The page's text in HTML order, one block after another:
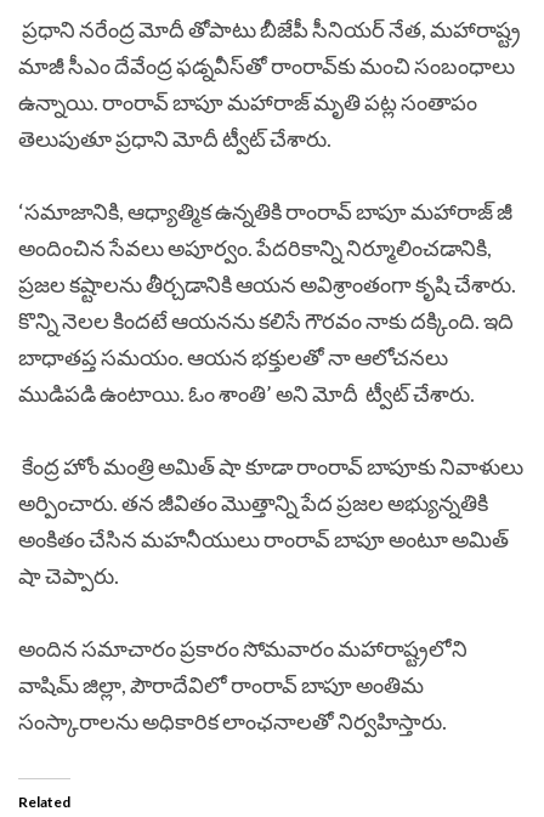
ప్రధాని నరేంద్ర మోదీ తోపాటు బీజేపీ సీనియర్ నేత, మహారాష్ట్ర
మాజీ సీఎం దేవేంద్ర ఫడ్నవీస్‌‌తో రాంరావ్‌కు మంచి సంబంధాలు
ఉన్నాయి. రాంరావ్ బాపూ మహారాజ్ మృతి పట్ల సంతాపం
తెలుపుతూ ప్రధాని మోదీ ట్వీట్ చేశారు.
‘సమాజానికి, ఆధ్యాత్మిక ఉన్నతికి రాంరావ్ బాపూ మహారాజ్ జీ
అందించిన సేవలు అపూర్వం. పేదరికాన్ని నిర్మూలించడానికి,
ప్రజల కష్టాలను తీర్చడానికి ఆయన అవిశ్రాంతంగా కృషి చేశారు.
కొన్ని నెలల కిందటే ఆయనను కలిసే గౌరవం నాకు దక్కింది. ఇది
బాధాతప్త సమయం. ఆయన భక్తులతో నా ఆలోచనలు
ముడిపడి ఉంటాయి. ఓం శాంతి’ అని మోదీ ట్వీట్ చేశారు.
కేంద్ర హోం మంత్రి అమిత్ షా కూడా రాంరావ్ బాపూకు నివాళులు
అర్పించారు. తన జీవితం మొత్తాన్ని పేద ప్రజల అభ్యున్నతికి
అంకితం చేసిన మహనీయులు రాంరావ్ బాపూ అంటూ అమిత్
షా చెప్పారు.
అందిన సమాచారం ప్రకారం సోమవారం మహారాష్ట్రలోని
వాషిమ్ జిల్లా, పౌరాదేవిలో రాంరావ్ బాపూ అంతిమ
సంస్కారాలను అధికారిక లాంఛనాలతో నిర్వహిస్తారు.
Related